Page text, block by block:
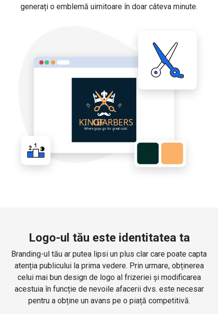
generați o emblemă uimitoare în doar câteva minute.
Logo-ul tău este identitatea ta
Branding-ul tău ar putea lipsi un plus clar care poate capta
atenția publicului la prima vedere. Prin urmare, obținerea
celui mai bun design de logo al frizeriei și modificarea
acestuia în funcție de nevoile afacerii dvs. este necesar
pentru a obține un avans pe o piață competitivă.